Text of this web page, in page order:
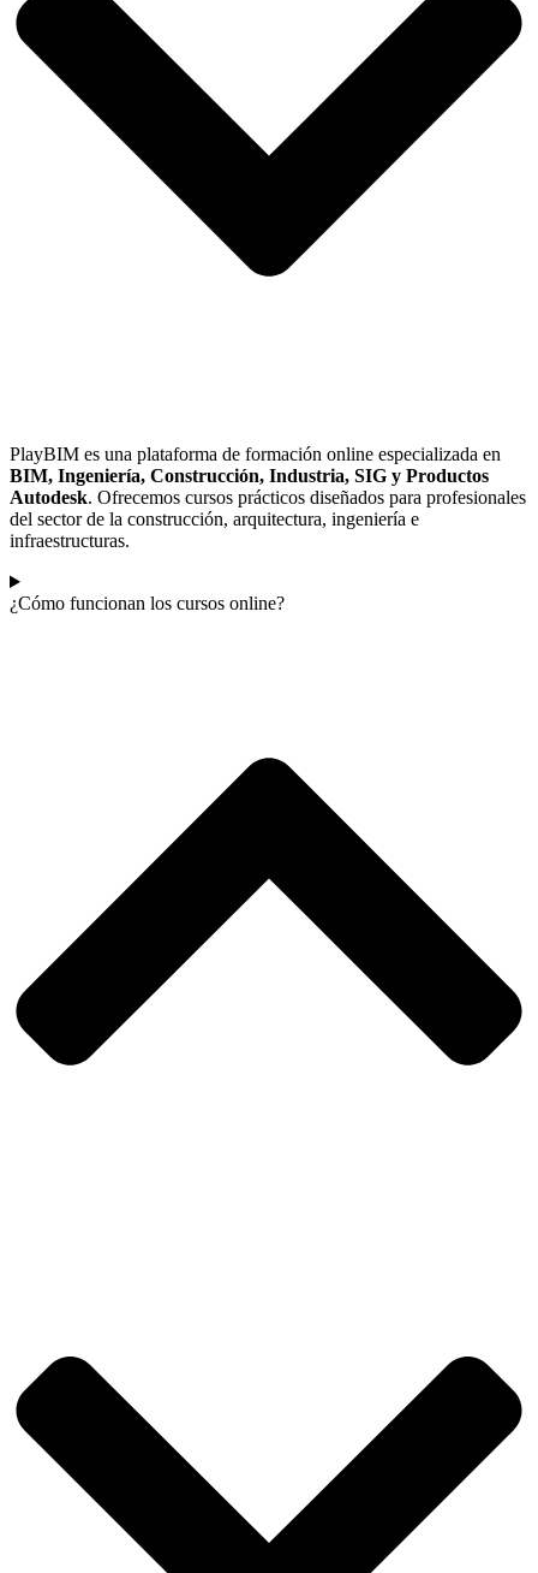
PlayBIM es una plataforma de formación online especializada en
BIM, Ingeniería, Construcción, Industria, SIG y Productos
Autodesk. Ofrecemos cursos prácticos diseñados para profesionales
del sector de la construcción, arquitectura, ingeniería e
infraestructuras.
¿Cómo funcionan los cursos online?